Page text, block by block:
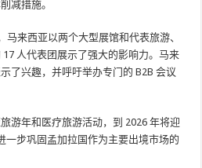
减措施。
马来西亚以两个大型展馆和代表旅游、
人代表团展示了强大的影响力。马来
了兴趣，并呼吁举办专门的 B2B 会议
游年和医疗旅游活动，到 2026 年将迎
一步巩固孟加拉国作为主要出境市场的